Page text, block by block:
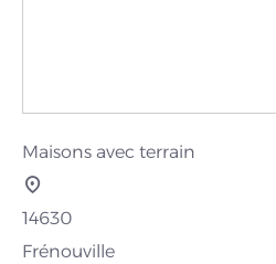
Maisons avec terrain
14630
Frénouville